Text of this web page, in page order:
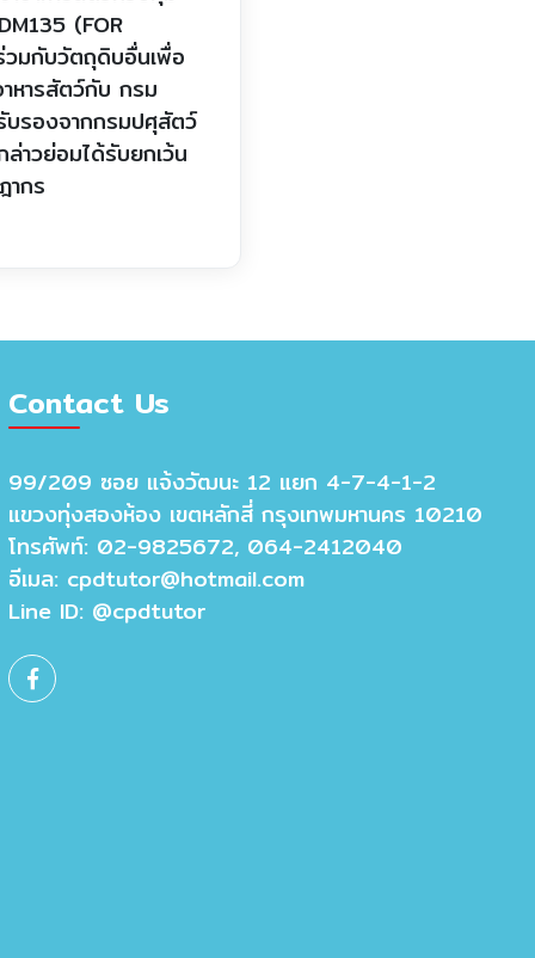
(FOR
วมกับวัตถุดิบอื่นเพื่อ
หารสัตว์กับ กรม
รองจากกรมปศุสัตว์
าวย่อมได้รับยกเว้น
ากร
Contact Us
99/209 ซอย แจ้งวัฒนะ 12 แยก 4-7-4-1-2
แขวงทุ่งสองห้อง เขตหลักสี่ กรุงเทพมหานคร 10210
โทรศัพท์: 02-9825672, 064-2412040
อีเมล: cpdtutor@hotmail.com
Line ID: @cpdtutor